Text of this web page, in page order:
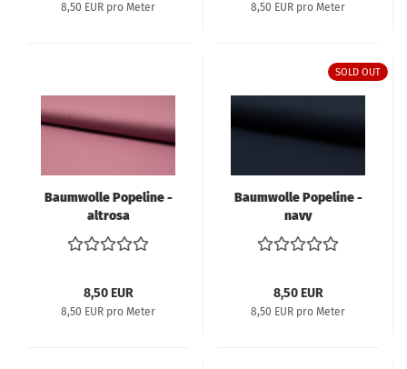
8,50 EUR pro Meter 8,50 EUR pro Meter
Baumwolle Popeline -
altrosa
8,50 EUR
8,50 EUR pro Meter
SOLD OUT
Baumwolle Popeline -
navy
8,50 EUR
8,50 EUR pro Meter